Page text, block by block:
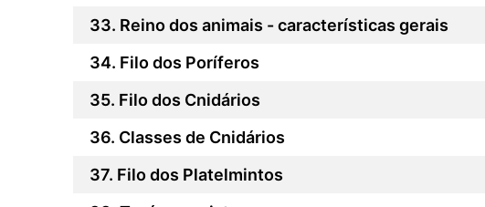
Reino dos animais - características gerais
Filo dos Poríferos
Filo dos Cnidários
Classes de Cnidários
Filo dos Platelmintos